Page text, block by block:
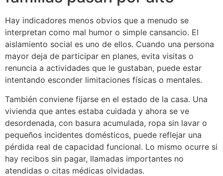
Hay indicadores menos obvios que a menudo se
interpretan como mal humor o simple cansancio. El
aislamiento social es uno de ellos. Cuando una persona
mayor deja de participar en planes, evita visitas o
renuncia a actividades que le gustaban, puede estar
intentando esconder limitaciones físicas o mentales.
También conviene fijarse en el estado de la casa. Una
vivienda que antes estaba cuidada y ahora se ve
desordenada, con basura acumulada, ropa sin lavar o
pequeños incidentes domésticos, puede reflejar una
pérdida real de capacidad funcional. Lo mismo ocurre si
hay recibos sin pagar, llamadas importantes no
atendidas o citas médicas olvidadas.